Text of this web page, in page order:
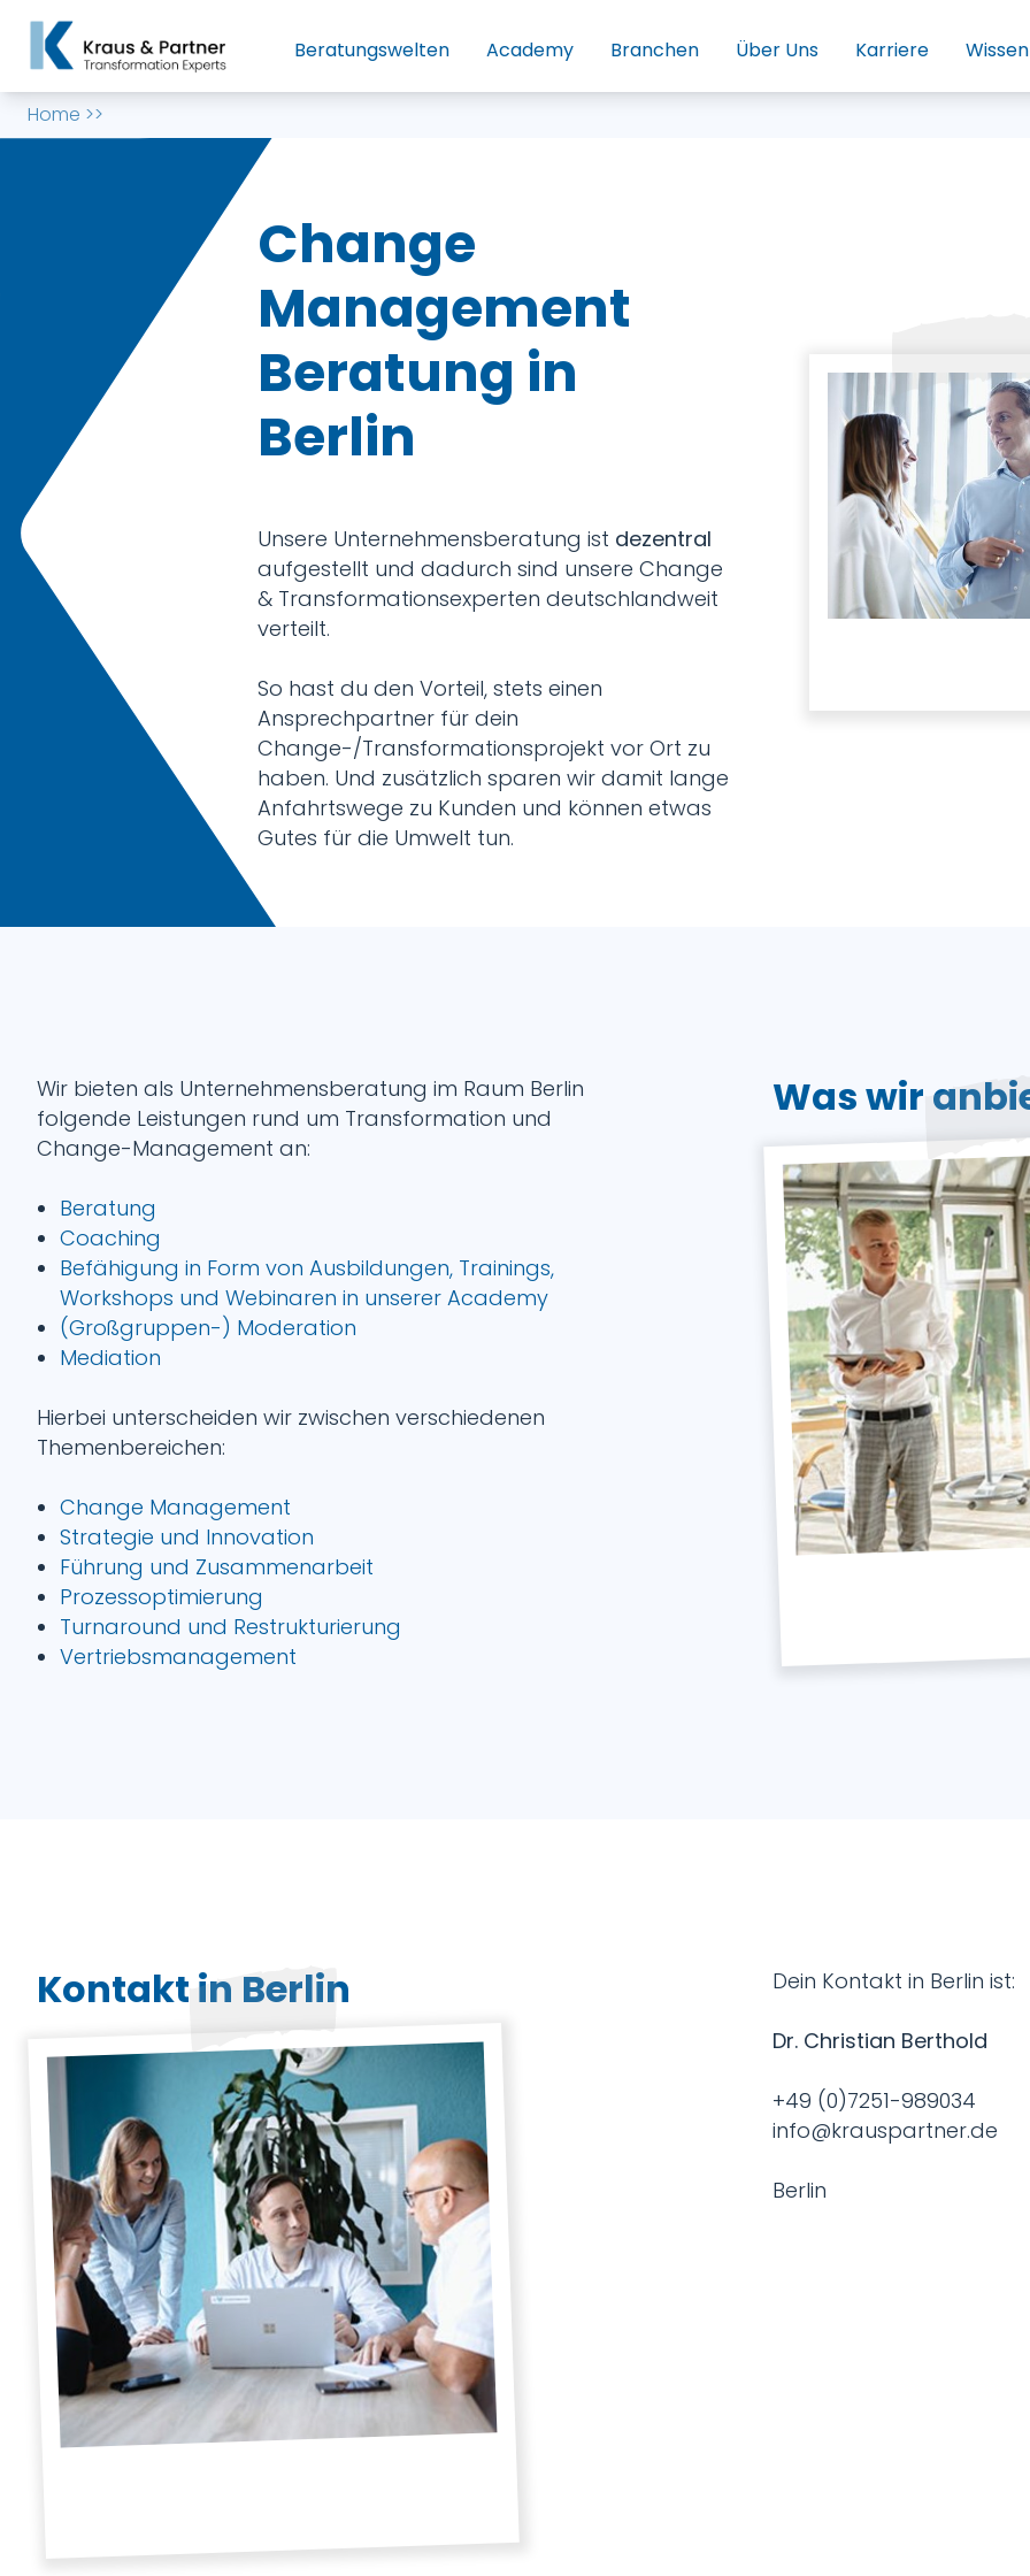
Beratungswelten Academy Branchen Über Uns Karriere Wissen
Home >>
Change
Management
Beratung in
Berlin
Unsere Unternehmensberatung ist dezentral
aufgestellt und dadurch sind unsere Change
& Transformationsexperten deutschlandweit
verteilt.
So hast du den Vorteil, stets einen
Ansprechpartner für dein
Change-/Transformationsprojekt vor Ort zu
haben. Und zusätzlich sparen wir damit lange
Anfahrtswege zu Kunden und können etwas
Gutes für die Umwelt tun.
Wir bieten als Unternehmensberatung im Raum Berlin
folgende Leistungen rund um Transformation und
Change-Management an:
Beratung
Coaching
Befähigung in Form von Ausbildungen, Trainings,
Workshops und Webinaren in unserer Academy
(Großgruppen-) Moderation
Mediation
Hierbei unterscheiden wir zwischen verschiedenen
Themenbereichen:
Change Management
Strategie und Innovation
Führung und Zusammenarbeit
Prozessoptimierung
Turnaround und Restrukturierung
Vertriebsmanagement
Was wir
Dein Kontakt in Berlin ist:
Dr. Christian Berthold
+49 (0)7251-989034
info@krauspartner.de
Berlin
Kontakt in Berlin